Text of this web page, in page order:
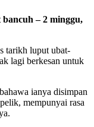
– 2 minggu,
tarikh luput ubat-
lagi berkesan untuk
ianya disimpan
mempunyai rasa